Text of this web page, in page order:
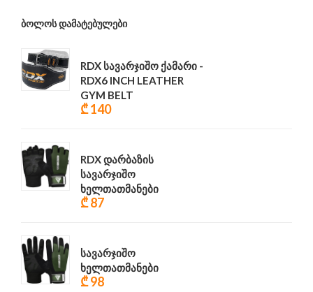
ᲑᲝᲚᲝᲡ ᲓᲐᲛᲐᲢᲔᲑᲣᲚᲔᲑᲘ
RDX სავარჯიშო ქამარი -
RDX6 INCH LEATHER
GYM BELT
₾ 140
RDX დარბაზის
სავარჯიშო
ხელთათმანები
₾ 87
სავარჯიშო
ხელთათმანები
₾ 98